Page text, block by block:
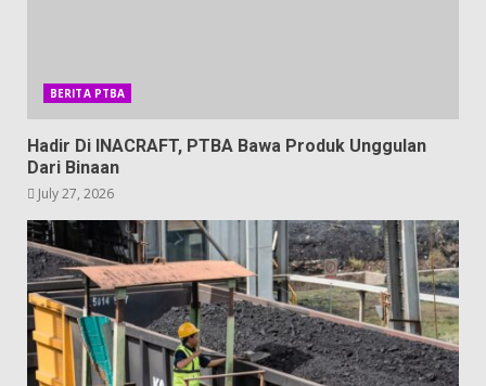
BERITA PTBA
Hadir Di INACRAFT, PTBA Bawa Produk Unggulan
Dari Binaan
July 27, 2026